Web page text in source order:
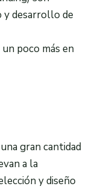
y desarrollo de
poco más en
gran cantidad
a la
y diseño